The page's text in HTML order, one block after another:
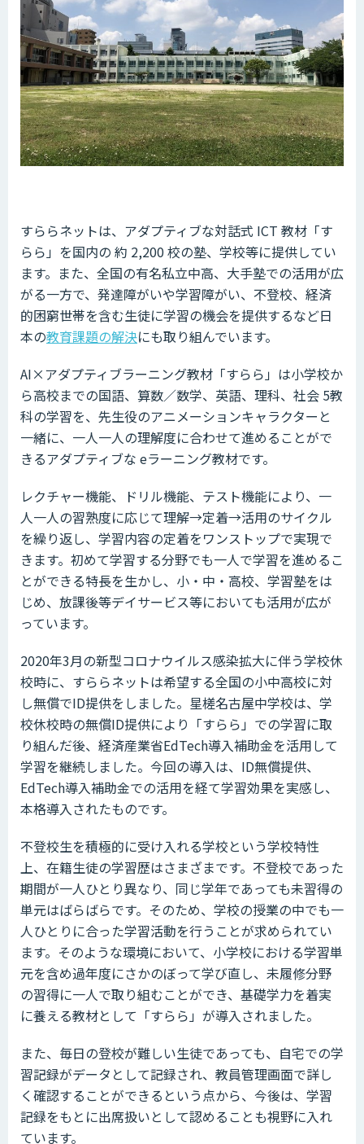
すららネットは、アダプティブな対話式 ICT 教材「す
らら」を国内の 約 2,200 校の塾、学校等に提供してい
ます。また、全国の有名私立中高、大手塾での活用が広
がる一方で、発達障がいや学習障がい、不登校、経済
的困窮世帯を含む生徒に学習の機会を提供するなど日
本の教育課題の解決にも取り組んでいます。
AI×アダプティブラーニング教材「すらら」は小学校か
ら高校までの国語、算数／数学、英語、理科、社会 5教
科の学習を、先生役のアニメーションキャラクターと
一緒に、一人一人の理解度に合わせて進めることがで
きるアダプティブな eラーニング教材です。
レクチャー機能、ドリル機能、テスト機能により、一
人一人の習熟度に応じて理解→定着→活用のサイクル
を繰り返し、学習内容の定着をワンストップで実現で
きます。初めて学習する分野でも一人で学習を進めるこ
とができる特長を生かし、小・中・高校、学習塾をは
じめ、放課後等デイサービス等においても活用が広が
っています。
2020年3月の新型コロナウイルス感染拡大に伴う学校休
校時に、すららネットは希望する全国の小中高校に対
し無償でID提供をしました。星槎名古屋中学校は、学
校休校時の無償ID提供により「すらら」での学習に取
り組んだ後、経済産業省EdTech導入補助金を活用して
学習を継続しました。今回の導入は、ID無償提供、
EdTech導入補助金での活用を経て学習効果を実感し、
本格導入されたものです。
不登校生を積極的に受け入れる学校という学校特性
上、在籍生徒の学習歴はさまざまです。不登校であった
期間が一人ひとり異なり、同じ学年であっても未習得の
単元はばらばらです。そのため、学校の授業の中でも一
人ひとりに合った学習活動を行うことが求められてい
ます。そのような環境において、小学校における学習単
元を含め過年度にさかのぼって学び直し、未履修分野
の習得に一人で取り組むことができ、基礎学力を着実
に養える教材として「すらら」が導入されました。
また、毎日の登校が難しい生徒であっても、自宅での学
習記録がデータとして記録され、教員管理画面で詳し
く確認することができるという点から、今後は、学習
記録をもとに出席扱いとして認めることも視野に入れ
ています。